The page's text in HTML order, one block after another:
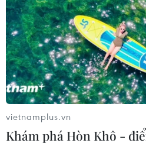
của mình tại AFF Cup 2018
và Anh Đức.
vietnamplus.vn
Khám phá Hòn Khô -